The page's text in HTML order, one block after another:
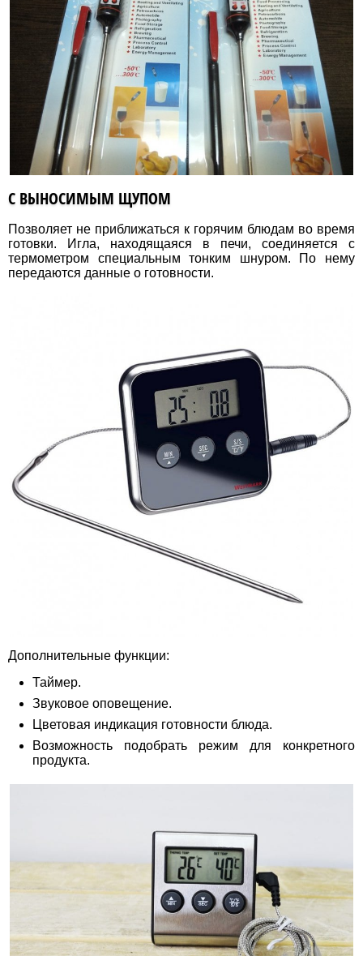
С ВЫНОСИМЫМ ЩУПОМ
Позволяет не приближаться к горячим блюдам во время
готовки. Игла, находящаяся в печи, соединяется с
термометром специальным тонким шнуром. По нему
передаются данные о готовности.
Дополнительные функции:
Таймер.
Звуковое оповещение.
Цветовая индикация готовности блюда.
Возможность подобрать режим для конкретного
продукта.